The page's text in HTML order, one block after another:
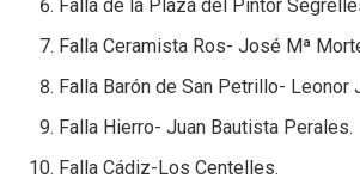
Falla de la Plaza del Pintor
Falla Ceramista Ros- José Mª
Falla Barón de San Petrillo- Leonor
Falla Hierro- Juan Bautista Perales.
Falla Cádiz-Los Centelles.